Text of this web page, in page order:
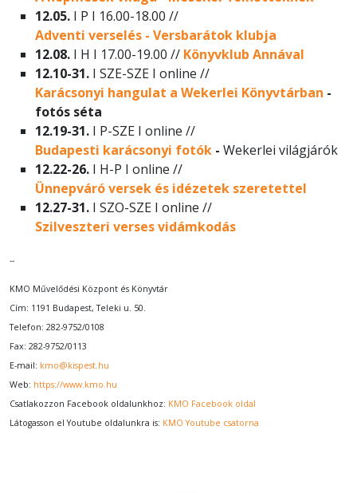
12.05. I P I 16.00-18.00 //
Adventi verselés - Versbarátok klubja
12.08. I H I 17.00-19.00 // Könyvklub Annával
12.10-31. I SZE-SZE I online //
Karácsonyi hangulat a Wekerlei Könyvtárban -
fotós séta
12.19-31. I P-SZE I online //
Budapesti karácsonyi fotók - Wekerlei világjárók
12.22-26. I H-P I online //
Ünnepváró versek és idézetek szeretettel
12.27-31. I SZO-SZE I online //
Szilveszteri verses vidámkodás
--
KMO Művelődési Központ és Könyvtár
Cím: 1191 Budapest, Teleki u. 50.
Telefon: 282-9752/0108
Fax: 282-9752/0113
E-mail: kmo@kispest.hu
Web: https://www.kmo.hu
Csatlakozzon Facebook oldalunkhoz: KMO Facebook oldal
Látogasson el Youtube oldalunkra is: KMO Youtube csatorna